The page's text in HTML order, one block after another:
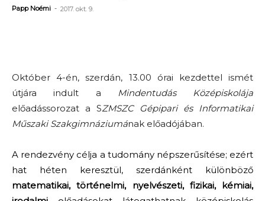
Papp Noémi - 2017. okt. 9.
Október 4-én, szerdán, 13.00 órai kezdettel ismét
útjára indult a Mindentudás Középiskolája
előadássorozat a SZMSZC Gépipari és Informatikai
Műszaki Szakgimnáziumának előadójában.
A rendezvény célja a tudomány népszerűsítése; ezért
hat héten keresztül, szerdánként különböző
matematikai, történelmi, nyelvészeti, fizikai, kémiai,